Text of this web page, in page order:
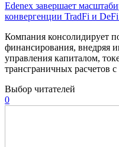
Edenex завершает
конвергенции TradFi и
Компания консолидирует
финансирования, внедряя
управления капиталом,
трансграничных расчетов
Выбор читателей
0